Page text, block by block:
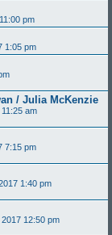
pm
1:05 pm
/ Julia McKenzie
am
7:15 pm
1:40 pm
12:50 pm